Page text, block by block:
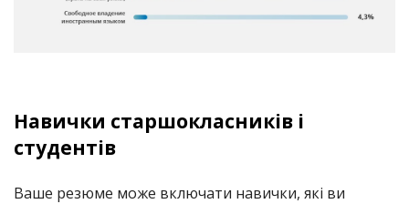
Навички старшокласників і
студентів
Ваше резюме може включати навички, які ви